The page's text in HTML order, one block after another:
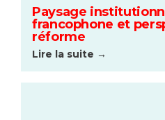
Paysage
francophone et
réforme
Lire la suite →